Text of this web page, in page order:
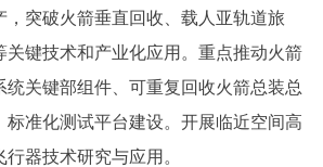
，突破火箭垂直回收、载人亚轨道旅
关键技术和产业化应用。重点推动火箭
统关键部组件、可重复回收火箭总装总
标准化测试平台建设。开展临近空间高
器技术研究与应用。